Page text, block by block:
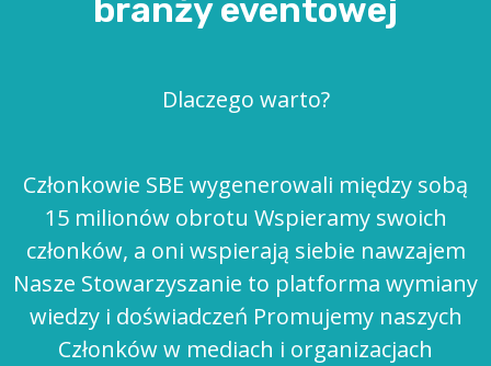
branży eventowej
Dlaczego warto?
Członkowie SBE wygenerowali między sobą
15 milionów obrotu Wspieramy swoich
członków, a oni wspierają siebie nawzajem
Nasze Stowarzyszanie to platforma wymiany
wiedzy i doświadczeń Promujemy naszych
Członków w mediach i organizacjach